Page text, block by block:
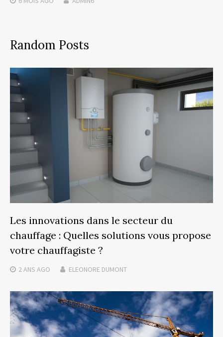
Random Posts
Les innovations dans le secteur du
chauffage : Quelles solutions vous propose
votre chauffagiste ?
2 ANS AGO ELEONORE DUMONT